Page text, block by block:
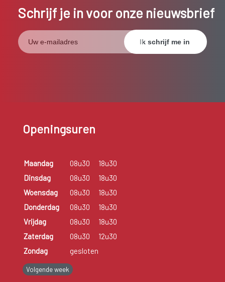
Schrijf je in voor onze nieuwsbrief
Openingsuren
Maandag 08u30
18u30
Dinsdag
08u30
18u30
Woensdag
08u30
18u30
Donderdag
08u30
18u30
Vrijdag
08u30
18u30
Zaterdag
08u30
12u30
Zondag
gesloten
Volgende week